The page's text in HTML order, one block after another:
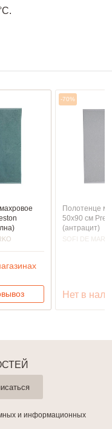
-70%
Полотенце
50х90 см
(антрацит)
SOFI DE
Нет в
и информационных